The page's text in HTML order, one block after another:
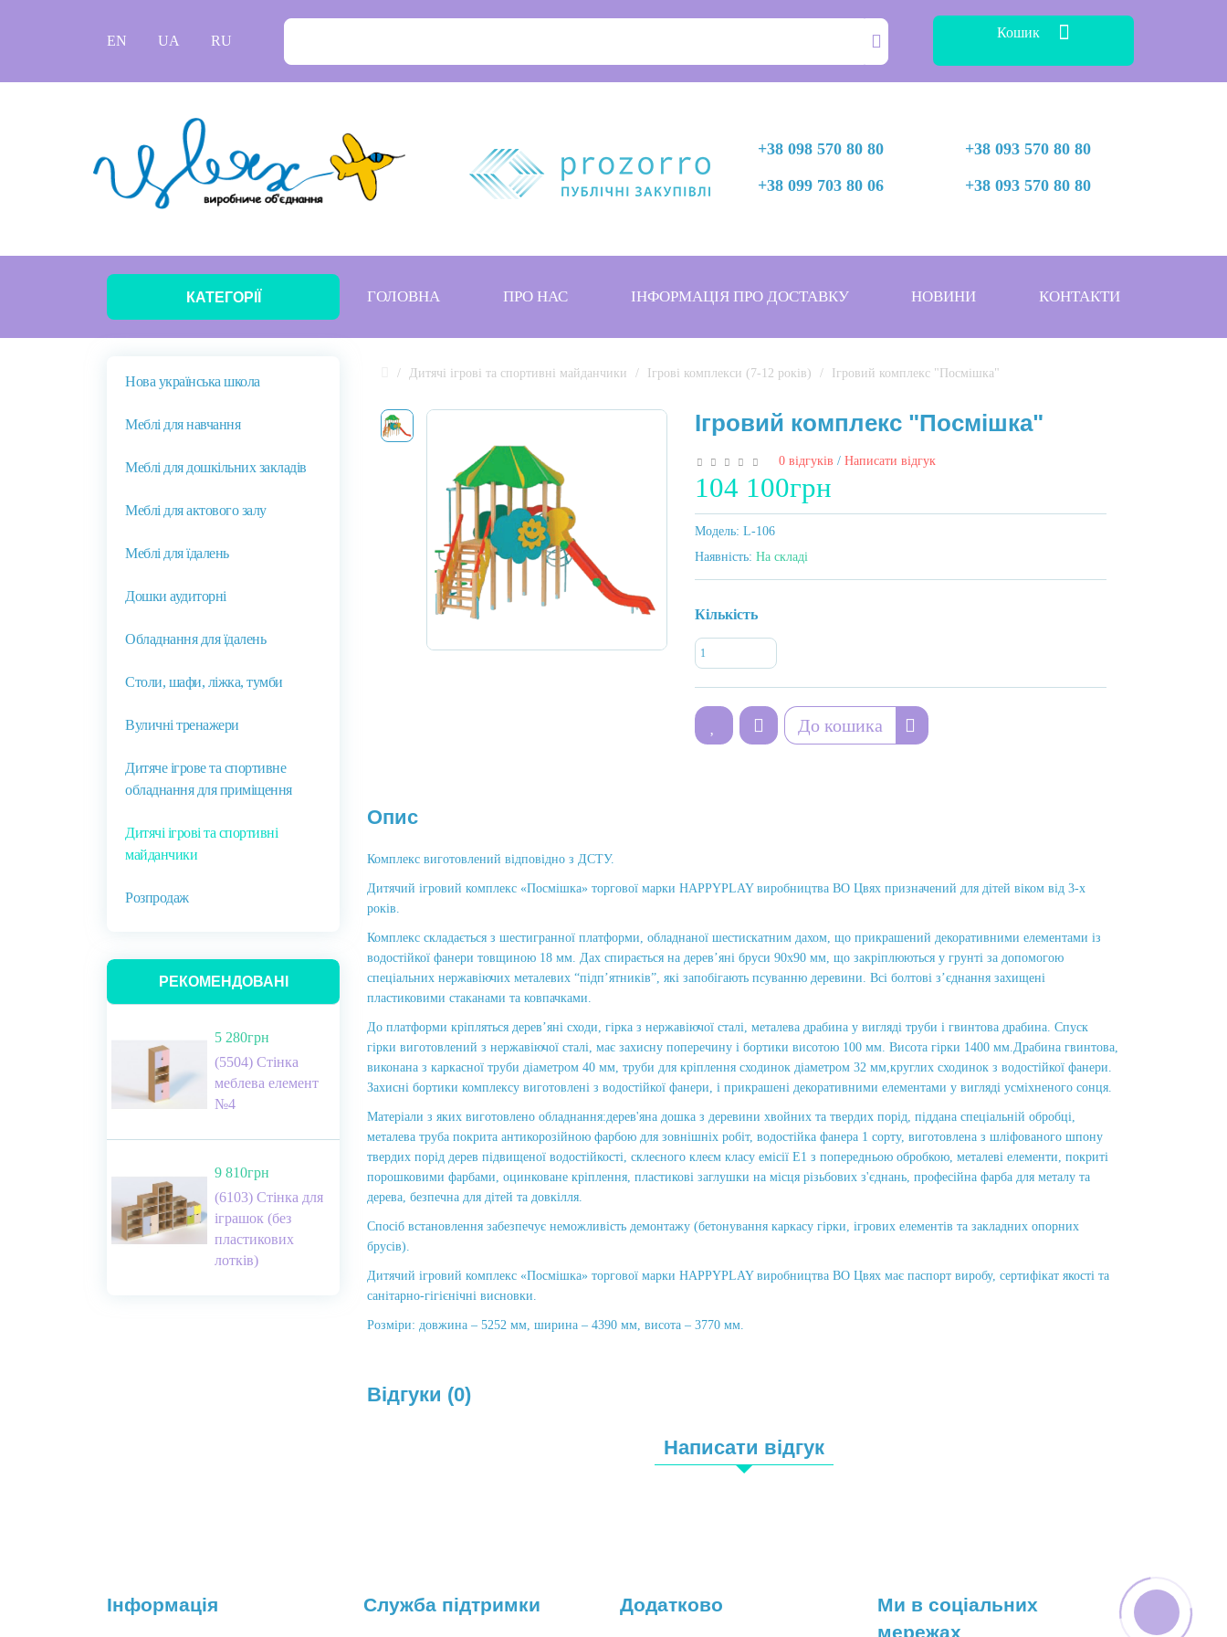
EN UA RU
Кошик
+38 098 570 80 80
+38 099 703 80 06
+38 093 570 80 80
+38 093 570 80 80
ГОЛОВНА ПРО НАС ІНФОРМАЦІЯ ПРО ДОСТАВКУ НОВИНИ КОНТАКТИ
КАТЕГОРІЇ
Нова українська школа
Меблі для навчання
Меблі для дошкільних закладів
Меблі для актового залу
Меблі для їдалень
Дошки аудиторні
Обладнання для їдалень
Столи, шафи, ліжка, тумби
Вуличні тренажери
Дитяче ігрове та спортивне
обладнання для приміщення
Дитячі ігрові та спортивні
майданчики
Розпродаж
РЕКОМЕНДОВАНІ
5 280грн
(5504) Стінка
меблева елемент
№4
9 810грн
(6103) Стінка для
іграшок (без
пластикових
лотків)
Дитячі ігрові та спортивні майданчики Ігрові комплекси (7-12 років) Ігровий комплекс "Посмішка"
Ігровий комплекс "Посмішка"
0 відгуків / Написати відгук
104 100грн
Модель: L-106
Наявність: На складі
Кількість
До кошика
Опис
Комплекс виготовлений відповідно з ДСТУ.
Дитячий ігровий комплекс «Посмішка» торгової марки HAPPYPLAY виробництва ВО Цвях призначений для дітей віком від 3-х
років.
Комплекс складається з шестигранної платформи, обладнаної шестискатним дахом, що прикрашений декоративними елементами із
водостійкої фанери товщиною 18 мм. Дах спирається на дерев’яні бруси 90х90 мм, що закріплюються у грунті за допомогою
спеціальних нержавіючих металевих “підп’ятників”, які запобігають псуванню деревини. Всі болтові з’єднання захищені
пластиковими стаканами та ковпачками.
До платформи кріпляться дерев’яні сходи, гірка з нержавіючої сталі, металева драбина у вигляді труби і гвинтова драбина. Спуск
гірки виготовлений з нержавіючої сталі, має захисну поперечину і бортики висотою 100 мм. Висота гірки 1400 мм.Драбина гвинтова,
виконана з каркасної труби діаметром 40 мм, труби для кріплення сходинок діаметром 32 мм,круглих сходинок з водостійкої фанери.
Захисні бортики комплексу виготовлені з водостійкої фанери, і прикрашені декоративними елементами у вигляді усміхненого сонця.
Матеріали з яких виготовлено обладнання:дерев'яна дошка з деревини хвойних та твердих порід, піддана спеціальній обробці,
металева труба покрита антикорозійною фарбою для зовнішніх робіт, водостійка фанера 1 сорту, виготовлена з шліфованого шпону
твердих порід дерев підвищеної водостійкості, склеєного клеєм класу емісії Е1 з попередньою обробкою, металеві елементи, покриті
порошковими фарбами, оцинковане кріплення, пластикові заглушки на місця різьбових з'єднань, професійна фарба для металу та
дерева, безпечна для дітей та довкілля.
Спосіб встановлення забезпечує неможливість демонтажу (бетонування каркасу гірки, ігрових елементів та закладних опорних
брусів).
Дитячий ігровий комплекс «Посмішка» торгової марки HAPPYPLAY виробництва ВО Цвях має паспорт виробу, сертифікат якості та
санітарно-гігієнічні висновки.
Розміри: довжина – 5252 мм, ширина – 4390 мм, висота – 3770 мм.
Відгуки (0)
Написати відгук
Інформація Служба підтримки Додатково
Ми в соціальних
мережах